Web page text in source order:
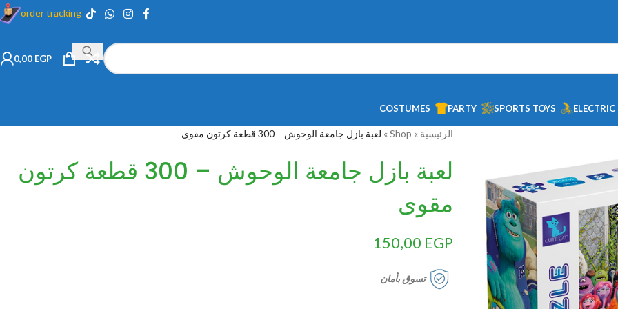
order tracking
0,00 EGP
ELECTRIC
SPORTS TOYS
PARTY
COSTUMES
الرئيسية »
Shop
» لعبة بازل جامعة الوحوش – 300 قطعة كرتون مقوى
لعبة بازل جامعة الوحوش – 300 قطعة كرتون
مقوى
150,00 EGP
تسوق بأمان